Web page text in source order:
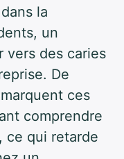
la
un
vers des caries
De
ces
comprendre
ce qui retarde